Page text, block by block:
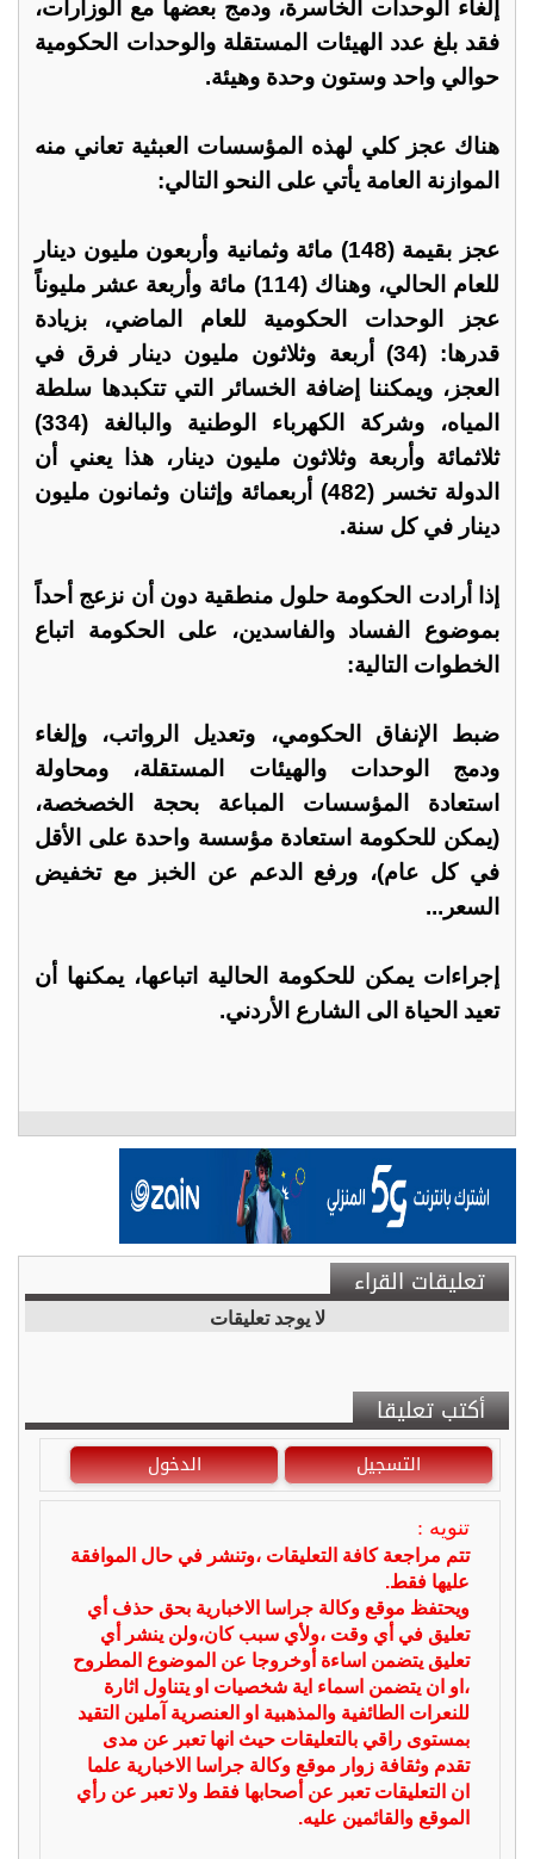
إلغاء الوحدات الخاسرة، ودمج بعضها مع الوزارات،
فقد بلغ عدد الهيئات المستقلة والوحدات الحكومية
حوالي واحد وستون وحدة وهيئة.
هناك عجز كلي لهذه المؤسسات العبثية تعاني منه
الموازنة العامة يأتي على النحو التالي:
عجز بقيمة (148) مائة وثمانية وأربعون مليون دينار
للعام الحالي، وهناك (114) مائة وأربعة عشر مليوناً
عجز الوحدات الحكومية للعام الماضي، بزيادة
قدرها: (34) أربعة وثلاثون مليون دينار فرق في
العجز، ويمكننا إضافة الخسائر التي تتكبدها سلطة
المياه، وشركة الكهرباء الوطنية والبالغة (334)
ثلاثمائة وأربعة وثلاثون مليون دينار، هذا يعني أن
الدولة تخسر (482) أربعمائة وإثنان وثمانون مليون
دينار في كل سنة.
إذا أرادت الحكومة حلول منطقية دون أن نزعج أحداً
بموضوع الفساد والفاسدين، على الحكومة اتباع
الخطوات التالية:
ضبط الإنفاق الحكومي، وتعديل الرواتب، وإلغاء
ودمج الوحدات والهيئات المستقلة، ومحاولة
استعادة المؤسسات المباعة بحجة الخصخصة،
(يمكن للحكومة استعادة مؤسسة واحدة على الأقل
في كل عام)، ورفع الدعم عن الخبز مع تخفيض
السعر...
إجراءات يمكن للحكومة الحالية اتباعها، يمكنها أن
تعيد الحياة الى الشارع الأردني.
تعليقات القراء
لا يوجد تعليقات
أكتب تعليقا
التسجيل الدخول
تنويه :
تتم مراجعة كافة التعليقات ،وتنشر في حال الموافقة
عليها فقط.
ويحتفظ موقع وكالة جراسا الاخبارية بحق حذف أي
تعليق في أي وقت ،ولأي سبب كان،ولن ينشر أي
تعليق يتضمن اساءة أوخروجا عن الموضوع المطروح
،او ان يتضمن اسماء اية شخصيات او يتناول اثارة
للنعرات الطائفية والمذهبية او العنصرية آملين التقيد
بمستوى راقي بالتعليقات حيث انها تعبر عن مدى
تقدم وثقافة زوار موقع وكالة جراسا الاخبارية علما
ان التعليقات تعبر عن أصحابها فقط ولا تعبر عن رأي
الموقع والقائمين عليه.